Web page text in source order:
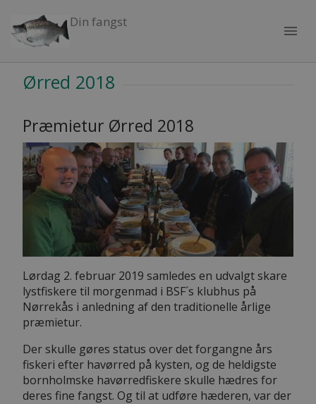
Din fangst
menu
Ørred 2018
Præmietur Ørred 2018
Lørdag 2. februar 2019 samledes en udvalgt skare
lystfiskere til morgenmad i BSF´s klubhus på
Nørrekås i anledning af den traditionelle årlige
præmietur.
Der skulle gøres status over det forgangne års
fiskeri efter havørred på kysten, og de heldigste
bornholmske havørredfiskere skulle hædres for
deres fine fangst. Og til at udføre hæderen, var der